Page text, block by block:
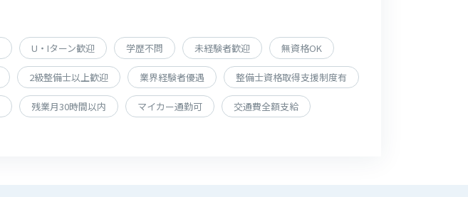
U・Iターン歓迎 学歴不問 未経験者歓迎 無資格OK
2級整備士以上歓迎 業界経験者優遇 整備士資格取得支援制度有
残業月30時間以内 マイカー通勤可 交通費全額支給